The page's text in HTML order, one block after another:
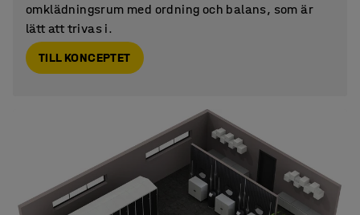
omklädningsrum med ordning och balans, som är
lätt att trivas i.
TILL KONCEPTET